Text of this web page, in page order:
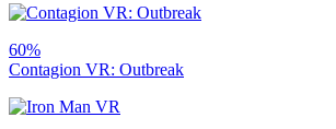
60%
Contagion VR: Outbreak